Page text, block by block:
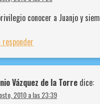
conocer a Juanjo y
responder
Vázquez de la Torre dice:
2010 a las 23:39